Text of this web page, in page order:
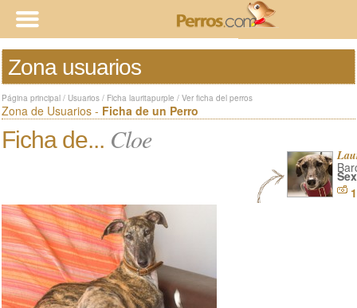
Zona usuarios
Página principal / Usuarios / Ficha lauritapurple / Ver ficha del perros
Zona de Usuarios - Ficha de un Perro
Ficha de... Cloe